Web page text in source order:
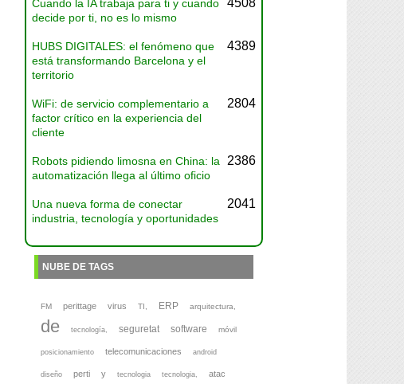
Cuando la IA trabaja para ti y cuando
decide por ti, no es lo mismo
4508
HUBS DIGITALES: el fenómeno que
está transformando Barcelona y el
territorio
4389
WiFi: de servicio complementario a
factor crítico en la experiencia del
cliente
2804
Robots pidiendo limosna en China: la
automatización llega al último oficio
2386
Una nueva forma de conectar
industria, tecnología y oportunidades
2041
NUBE DE TAGS
FM perittage virus TI, ERP arquitectura,
de tecnología, seguretat software móvil
posicionamiento telecomunicaciones android
diseño perti y tecnologia tecnologia, atac